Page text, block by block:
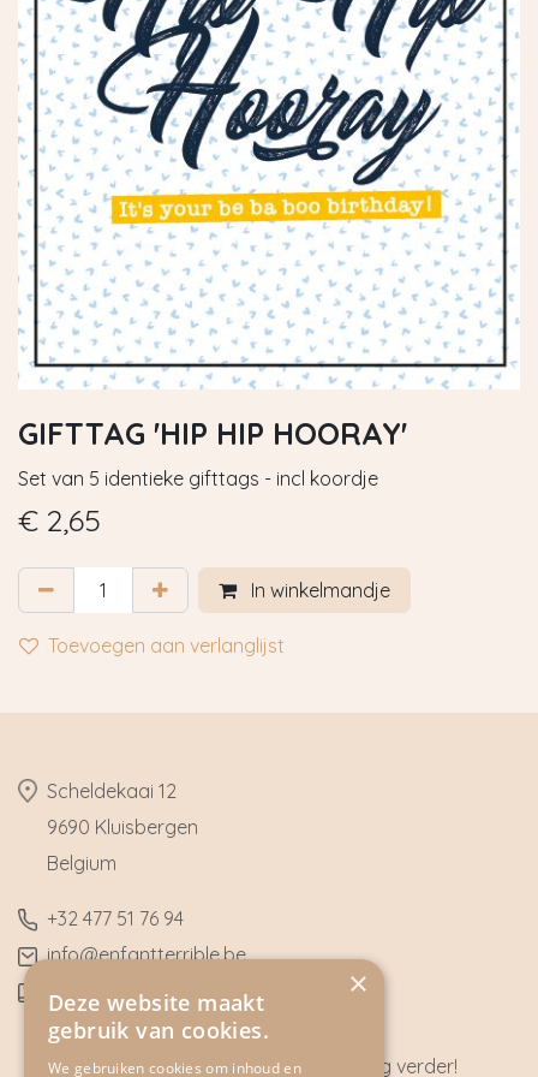
GIFTTAG 'HIP HIP HOORAY'
Set van 5 identieke gifttags - incl koordje
€ 2,65
In winkelmandje
Toevoegen aan verlanglijst
​Scheldekaai 12
9690 Kluisbergen
​Belgium
​+32 477 51 76 94
​info@enfantterrible.be
BE0636790746
Heeft u vragen? Wij helpen u graag verder!
×
Deze website maakt
gebruik van cookies.
We gebruiken cookies om inhoud en